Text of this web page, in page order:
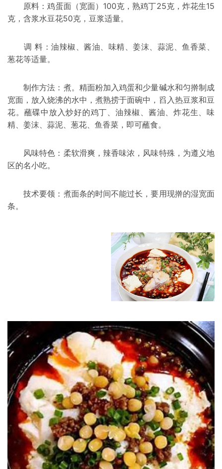
原料：鸡蛋面（宽面）100克，熟鸡丁25克，炸花生15
克，含浆水豆花50克，豆浆适量。
调 料：油辣椒、酱油、味精、姜沫、蒜泥、鱼 香菜
葱花等适量。
制作方法：煮。精面粉加入鸡蛋和少量碱水和匀擀制成
宽面，放入烧沸的水中，煮熟捞于面碗中，舀入热豆浆和豆
花。蘸碟中放入炒好的鸡丁、油辣椒、酱油、炸花生、味
精、姜沫、蒜泥、葱花、鱼香菜，即可蘸食。
风味特色：柔软滑爽，辣香味浓，风味特殊，为遵义地
区的名小吃。
技术要领：煮面条的时间不能过长，要用现擀的湿宽面
条。